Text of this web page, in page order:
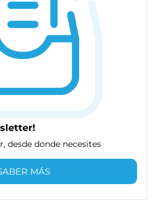
desde donde necesites
MÁS